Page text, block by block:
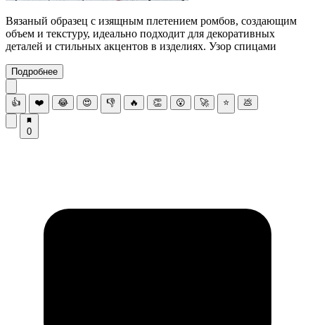
Вязаный образец с изящным плетением ромбов, создающим
объем и текстуру, идеально подходит для декоративных
деталей и стильных акцентов в изделиях. Узор спицами
Подробнее
👍 ❤️ 😂 😍 👎 🔥 👏 😮 🚀 ⭐ 💩
0